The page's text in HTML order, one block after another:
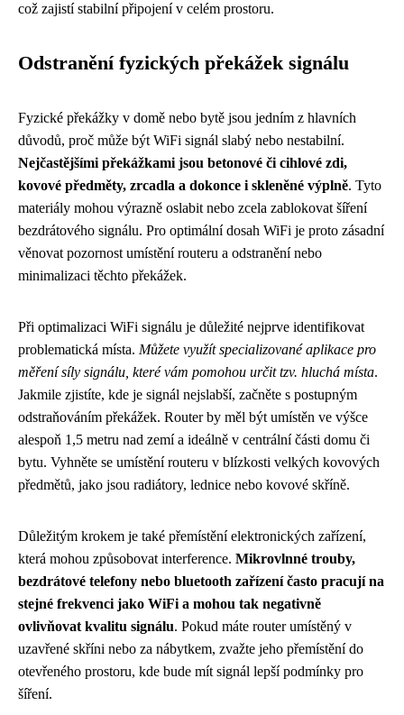
což zajistí stabilní připojení v celém prostoru.
Odstranění fyzických překážek signálu
Fyzické překážky v domě nebo bytě jsou jedním z hlavních
důvodů, proč může být WiFi signál slabý nebo nestabilní.
Nejčastějšími překážkami jsou betonové či cihlové zdi,
kovové předměty, zrcadla a dokonce i skleněné výplně. Tyto
materiály mohou výrazně oslabit nebo zcela zablokovat šíření
bezdrátového signálu. Pro optimální dosah WiFi je proto zásadní
věnovat pozornost umístění routeru a odstranění nebo
minimalizaci těchto překážek.
Při optimalizaci WiFi signálu je důležité nejprve identifikovat
problematická místa. Můžete využít specializované aplikace pro
měření síly signálu, které vám pomohou určit tzv. hluchá místa.
Jakmile zjistíte, kde je signál nejslabší, začněte s postupným
odstraňováním překážek. Router by měl být umístěn ve výšce
alespoň 1,5 metru nad zemí a ideálně v centrální části domu či
bytu. Vyhněte se umístění routeru v blízkosti velkých kovových
předmětů, jako jsou radiátory, lednice nebo kovové skříně.
Důležitým krokem je také přemístění elektronických zařízení,
která mohou způsobovat interference. Mikrovlnné trouby,
bezdrátové telefony nebo bluetooth zařízení často pracují na
stejné frekvenci jako WiFi a mohou tak negativně
ovlivňovat kvalitu signálu. Pokud máte router umístěný v
uzavřené skříni nebo za nábytkem, zvažte jeho přemístění do
otevřeného prostoru, kde bude mít signál lepší podmínky pro
šíření.